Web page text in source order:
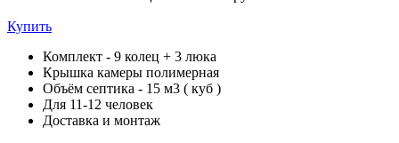
Купить
Комплект - 9 колец + 3 люка
Крышка камеры полимерная
Объём септика - 15 м3 ( куб )
Для 11-12 человек
Доставка и монтаж